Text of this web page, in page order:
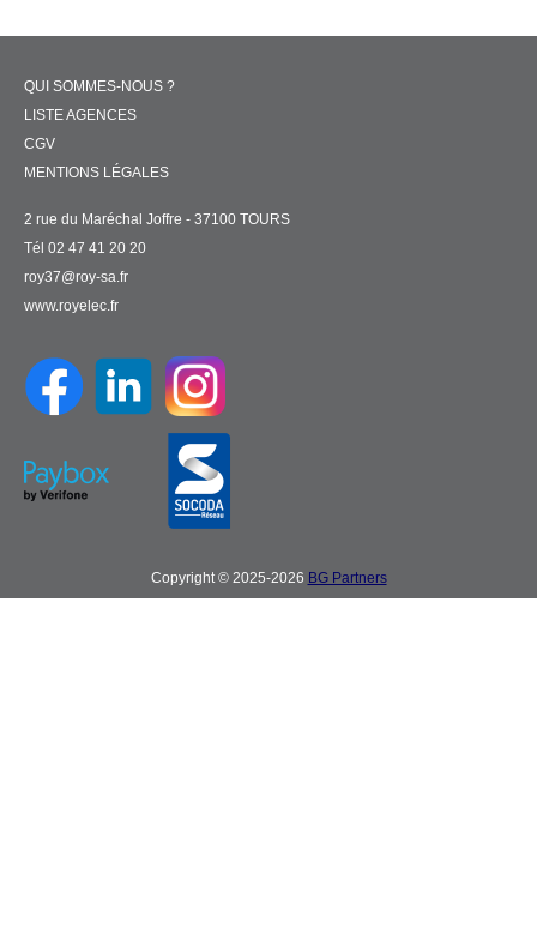
QUI SOMMES-NOUS ?
LISTE AGENCES
CGV
MENTIONS LÉGALES
2 rue du Maréchal Joffre - 37100 TOURS
Tél 02 47 41 20 20
roy37@roy-sa.fr
www.royelec.fr
Copyright © 2025-2026 BG Partners